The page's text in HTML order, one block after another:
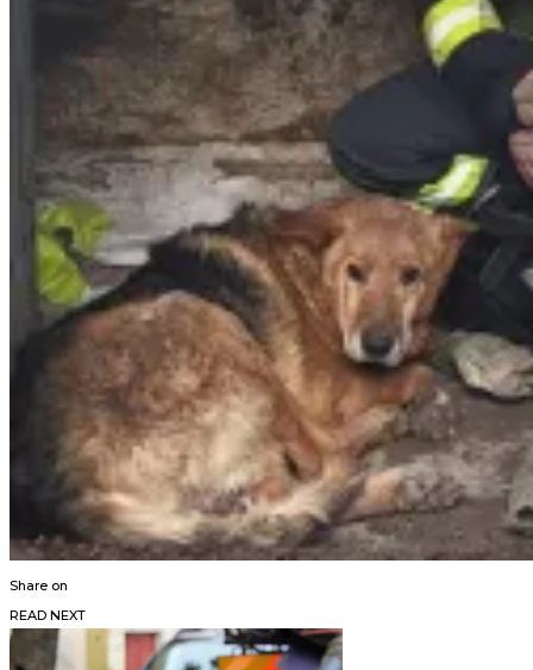
Share on
READ NEXT